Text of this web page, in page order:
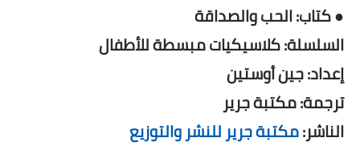
● كتاب: الحب والصداقة
السلسلة: كلاسيكيات مبسطة للأطفال
إعداد: جين أوستين
ترجمة: مكتبة جرير
الناشر:مكتبة جرير للنشر والتوزيع